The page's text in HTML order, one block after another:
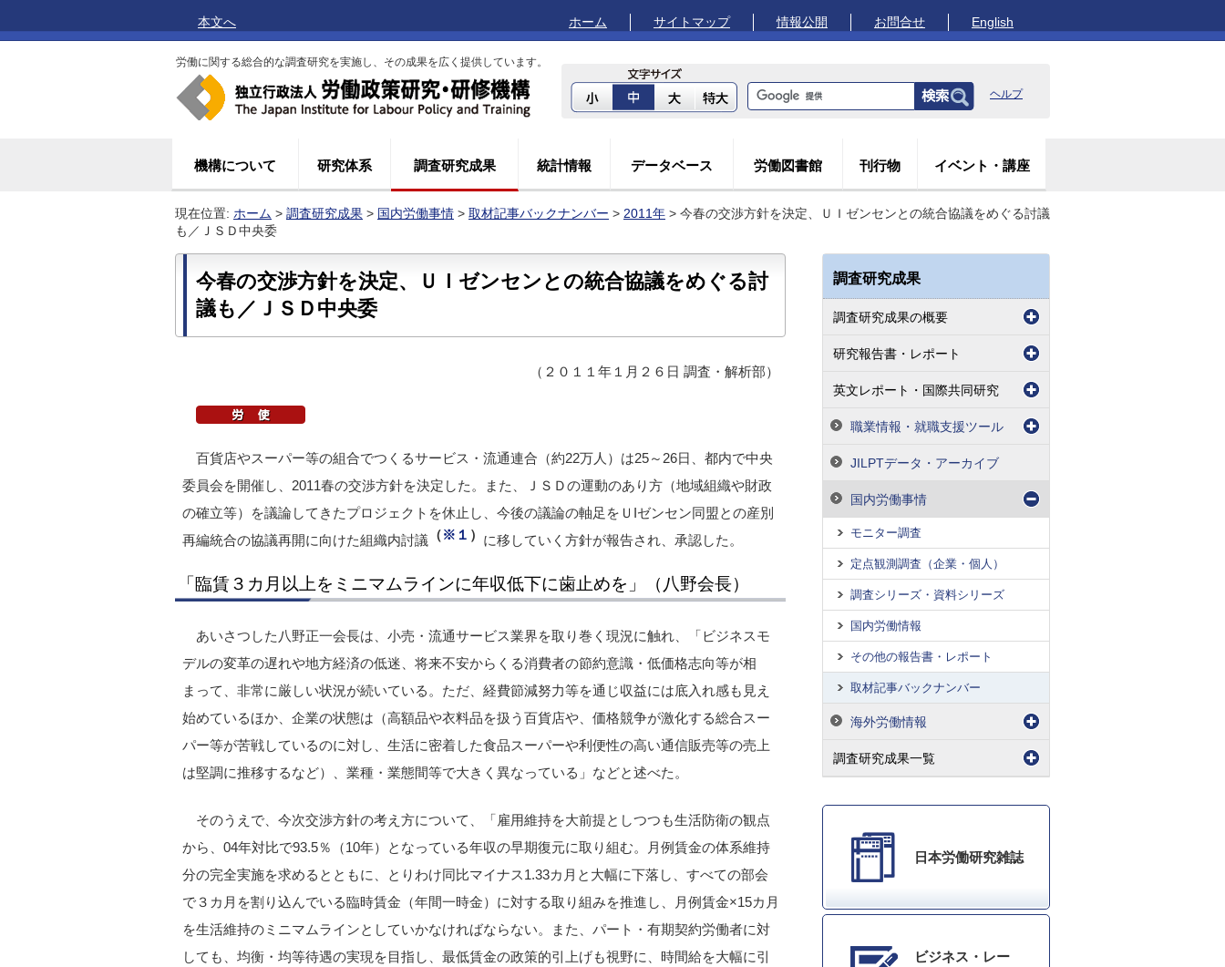
本文へ ホーム サイトマップ 情報公開 お問合せ English
労働に関する総合的な調査研究を実施し、その成果を広く提供しています。
ヘルプ
機構について 研究体系 調査研究成果 統計情報 データベース 労働図書館 刊行物 イベント・講座
現在位置: ホーム > 調査研究成果 > 国内労働事情 > 取材記事バックナンバー > 2011年 > 今春の交渉方針を決定、ＵＩゼンセンとの統合協議をめぐる討議
も／ＪＳＤ中央委
今春の交渉方針を決定、ＵＩゼンセンとの統合協議をめぐる討
議も／ＪＳＤ中央委
（２０１１年１月２６日 調査・解析部）
百貨店やスーパー等の組合でつくるサービス・流通連合（約22万人）は25～26日、都内で中央
委員会を開催し、2011春の交渉方針を決定した。また、ＪＳＤの運動のあり方（地域組織や財政
の確立等）を議論してきたプロジェクトを休止し、今後の議論の軸足をＵIゼンセン同盟との産別
再編統合の協議再開に向けた組織内討議 （※１ ） に移していく方針が報告され、承認した。
「臨賃３カ月以上をミニマムラインに年収低下に歯止めを」（八野会長）
あいさつした八野正一会長は、小売・流通サービス業界を取り巻く現況に触れ、「ビジネスモ
デルの変革の遅れや地方経済の低迷、将来不安からくる消費者の節約意識・低価格志向等が相
まって、非常に厳しい状況が続いている。ただ、経費節減努力等を通じ収益には底入れ感も見え
始めているほか、企業の状態は（高額品や衣料品を扱う百貨店や、価格競争が激化する総合スー
パー等が苦戦しているのに対し、生活に密着した食品スーパーや利便性の高い通信販売等の売上
は堅調に推移するなど）、業種・業態間等で大きく異なっている」などと述べた。
そのうえで、今次交渉方針の考え方について、「雇用維持を大前提としつつも生活防衛の観点
から、04年対比で93.5％（10年）となっている年収の早期復元に取り組む。月例賃金の体系維持
分の完全実施を求めるとともに、とりわけ同比マイナス1.33カ月と大幅に下落し、すべての部会
で３カ月を割り込んでいる臨時賃金（年間一時金）に対する取り組みを推進し、月例賃金×15カ月
を生活維持のミニマムラインとしていかなければならない。また、パート・有期契約労働者に対
しても、均衡・均等待遇の実現を目指し、最低賃金の政策的引上げも視野に、時間給を大幅に引
調査研究成果
調査研究成果の概要
研究報告書・レポート
英文レポート・国際共同研究
職業情報・就職支援ツール
JILPTデータ・アーカイブ
国内労働事情
モニター調査
定点観測調査（企業・個人）
調査シリーズ・資料シリーズ
国内労働情報
その他の報告書・レポート
取材記事バックナンバー
海外労働情報
調査研究成果一覧
日本労働研究雑誌
ビジネス・レー